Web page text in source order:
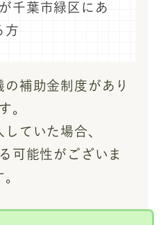
千葉市緑区にあ
方
補助金制度があり
。
ていた場合、
可能性がございま
。